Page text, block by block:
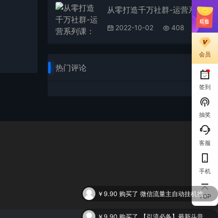
从零打造千万社群-运营系列课：全套运营方案，超多实战干货
2022-10-02 408
热门评论
会员
签到
抽奖
客服
手机
TOP
￥9.90 购买了 微信流量主自动挂机推广，轻松日入900+，简单易上手，做就有收益。